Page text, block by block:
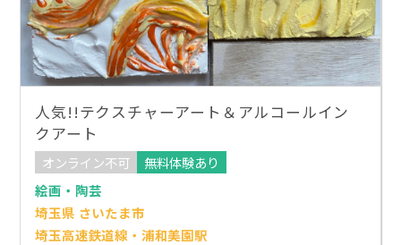
人気!!テクスチャーアート＆アルコールイン
クアート
オンライン不可
無料体験あり
絵画・陶芸
埼玉県 さいたま市
埼玉高速鉄道線・浦和美園駅